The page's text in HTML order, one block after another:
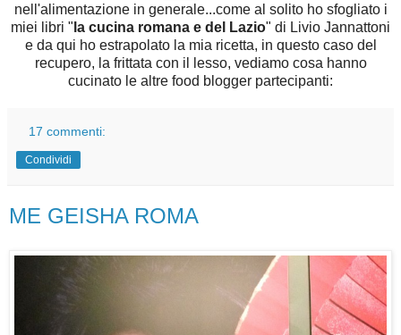
nell'alimentazione in generale...come al solito ho sfogliato i
miei libri " la cucina romana e del Lazio" di Livio Jannattoni
e da qui ho estrapolato la mia ricetta, in questo caso del
recupero, la frittata con il lesso, vediamo cosa hanno
cucinato le altre food blogger partecipanti:
17 commenti:
Condividi
ME GEISHA ROMA